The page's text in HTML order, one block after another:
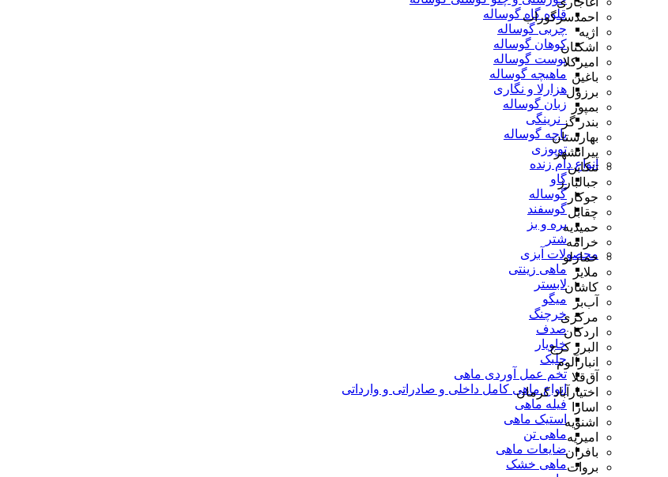
قلوه گاه گوساله
چربی گوساله
کوهان گوساله
پوست گوساله
ماهیچه گوساله
هزارلا و نگاری
زبان گوساله
_نرینگی
پاچه گوساله
توپوزی
انواع دام زنده
گاو
گوساله
گوسفند
بره و بز
شتر
محصولات آبزی
ماهی زینتی
لابستر
میگو
خرچنگ
صدف
خاویار
جلبک
تخم عمل آوردی ماهی
انواع ماهی کامل داخلی و صادراتی و وارداتی
فیله ماهی
استیک ماهی
ماهی تن
ضایعات ماهی
ماهی خشک
احمدسرگوراب
اژیه
اشکنان
امیرکلا
باغین
برزول
بمپور
بندر گز
بهارستان
پیرانشهر
تنکابن
جبالبارز
جوکار
چقابل
حمیدیه
خرامه
خمارلو
ملایر
کاشان
آب‌بر
مرکزی
اردکان
البرز کرج
انبارآلوم
آق‌قلا
اختیارآباد کرمان
اسارا
اشنویه
امیریه
بافران
بروات